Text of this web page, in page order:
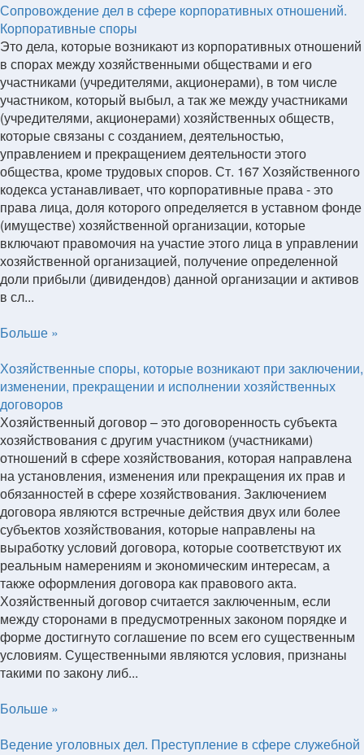
Сопровождение дел в сфере корпоративных отношений.
Корпоративные споры
Это дела, которые возникают из корпоративных отношений
в спорах между хозяйственными обществами и его
участниками (учредителями, акционерами), в том числе
участником, который выбыл, а так же между участниками
(учредителями, акционерами) хозяйственных обществ,
которые связаны с созданием, деятельностью,
управлением и прекращением деятельности этого
общества, кроме трудовых споров. Ст. 167 Хозяйственного
кодекса устанавливает, что корпоративные права - это
права лица, доля которого определяется в уставном фонде
(имуществе) хозяйственной организации, которые
включают правомочия на участие этого лица в управлении
хозяйственной организацией, получение определенной
доли прибыли (дивидендов) данной организации и активов
в сл...
Больше »
Хозяйственные споры, которые возникают при заключении,
изменении, прекращении и исполнении хозяйственных
договоров
Хозяйственный договор – это договоренность субъекта
хозяйствования с другим участником (участниками)
отношений в сфере хозяйствования, которая направлена
на установления, изменения или прекращения их прав и
обязанностей в сфере хозяйствования. Заключением
договора являются встречные действия двух или более
субъектов хозяйствования, которые направлены на
выработку условий договора, которые соответствуют их
реальным намерениям и экономическим интересам, а
также оформления договора как правового акта.
Хозяйственный договор считается заключенным, если
между сторонами в предусмотренных законом порядке и
форме достигнуто соглашение по всем его существенным
условиям. Существенными являются условия, признаны
такими по закону либ...
Больше »
Ведение уголовных дел. Преступление в сфере служебной